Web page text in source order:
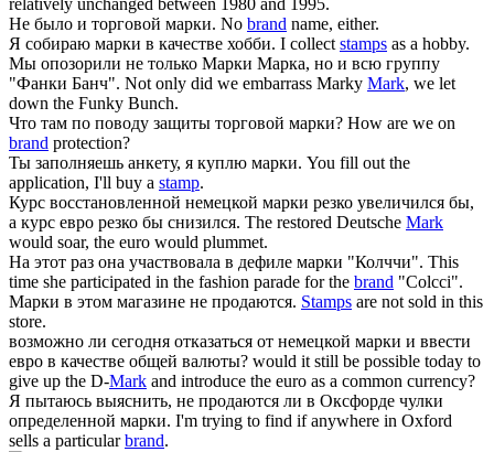
relatively unchanged between 1980 and 1995.
Не было и торговой марки. No brand name, either.
Я собираю марки в качестве хобби. I collectstamps as a hobby.
Мы опозорили не только Марки Марка, но и всю группу
"Фанки Банч". Not only did we embarrass Marky Mark, we let
down the Funky Bunch.
Что там по поводу защиты торговой марки? How are we on
brand protection?
Ты заполняешь анкету, я куплю марки. You fill out the
application, I'll buy a stamp.
Курс восстановленной немецкой марки резко увеличился бы,
а курс евро резко бы снизился. The restored Deutsche Mark
would soar, the euro would plummet.
На этот раз она участвовала в дефиле марки "Колччи". This
time she participated in the fashion parade for the brand "Colcci".
Марки в этом магазине не продаются. Stamps are not sold in this
store.
возможно ли сегодня отказаться от немецкой марки и ввести
евро в качестве общей валюты? would it still be possible today to
give up the D-Mark and introduce the euro as a common currency?
Я пытаюсь выяснить, не продаются ли в Оксфорде чулки
определенной марки. I'm trying to find if anywhere in Oxford
sells a particularbrand.